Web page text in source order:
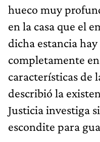
hueco muy
en la casa que el
dicha estancia
completamente
características de
describió la
Justicia investiga
escondite para